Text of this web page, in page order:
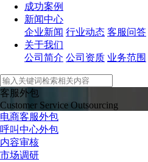
成功案例
新闻中心
企业新闻 行业动态 客服问答
关于我们
公司简介 公司资质 业务范围
客服外包
Customer Service Outsourcing
电商客服外包
呼叫中心外包
内容审核
市场调研